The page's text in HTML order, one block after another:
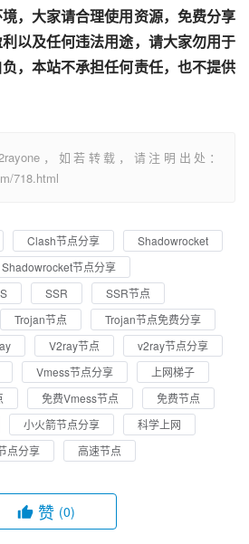
，大家请合理使用资源，免费分享
以及任何违法用途，请大家勿用于
，本站不承担任何责任，也不提供
，如若转载，请注明出处：
718.html
Clash节点分享
Shadowrocket
Shadowrocket节点分享
SSR
SSR节点
Trojan节点
Trojan节点免费分享
V2ray节点
v2ray节点分享
Vmess节点分享
上网梯子
免费Vmess节点
免费节点
小火箭节点分享
科学上网
点分享 高速节点
赞 (0)